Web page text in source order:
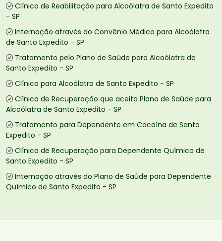
Clínica de Reabilitação para Alcoólatra de Santo Expedito
- SP
Internação através do Convênio Médico para Alcoólatra
de Santo Expedito - SP
Tratamento pelo Plano de Saúde para Alcoólatra de
Santo Expedito - SP
Clínica para Alcoólatra de Santo Expedito - SP
Clínica de Recuperação que aceita Plano de Saúde para
Alcoólatra de Santo Expedito - SP
Tratamento para Dependente em Cocaína de Santo
Expedito - SP
Clínica de Recuperação para Dependente Químico de
Santo Expedito - SP
Internação através do Plano de Saúde para Dependente
Químico de Santo Expedito - SP